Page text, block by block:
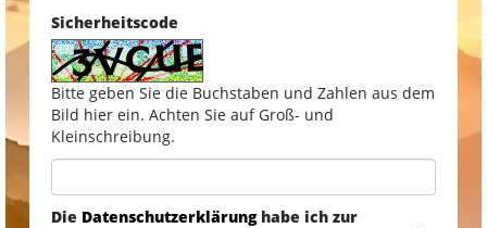
Sicherheitscode
Bitte geben Sie die Buchstaben und Zahlen aus dem
Bild hier ein. Achten Sie auf Groß- und
Kleinschreibung.
Die Datenschutzerklärunghabe ich zur